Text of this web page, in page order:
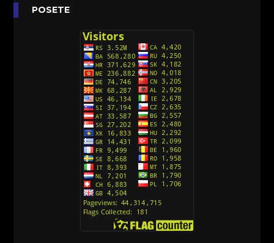
Anatane: Saving the Children of Okura
Avanture Kida Opasnost (Sinhronizovano na
Action Man (Sinhronizovano na Hrvatski)
Action Man (2000) Sinhronizovano na Hrvatski
Andjeoski Prijatelji (Sinhronizovano na Srpski)
Ajkuca (Sharkdog) Sinhronizovano na Srpski
Alvin i veverice (Alvinnn!!! And the Chipmunks)
Sinhronizovano na Srpski
POSETE